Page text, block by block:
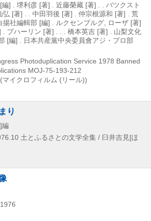
] . 堺利彦 [著] . 近藤榮藏 [著] . . バツクスト
弘 [著] . . 中田羽後 [著] . 仲宗根源和 [著] . 荒
揚社編輯部 [編] . ルクセンブルグ, ローザ [著]
] . ブハーリン [著] . . . 橋本英吉 [著] . 山梨文化
[編] . 日本共産黨中央委員會アジ・プロ部
Photoduplication Service 1978 Banned
MOJ-75-193-212
マイクロフィルム (リール))
り
編
土とふるさとの文学全集 / 臼井吉見[ほ
1976